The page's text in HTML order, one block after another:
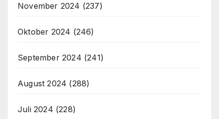
November 2024 (237)
Oktober 2024 (246)
September 2024 (241)
August 2024 (288)
Juli 2024 (228)